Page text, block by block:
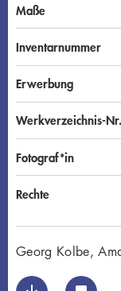
Maße
Inventarnummer
Erwerbung
Werkverzeichnis-Nr.
Fotograf*in
Rechte
Georg Kolbe,